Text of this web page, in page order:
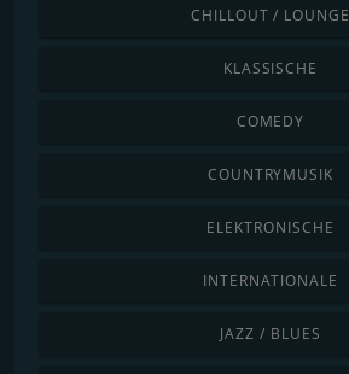
CHILLOUT / LOUNGE
KLASSISCHE
COMEDY
COUNTRYMUSIK
ELEKTRONISCHE
INTERNATIONALE
JAZZ / BLUES